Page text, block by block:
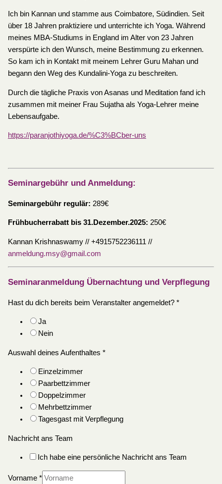
Ich bin Kannan und stamme aus Coimbatore, Südindien. Seit
über 18 Jahren praktiziere und unterrichte ich Yoga. Während
meines MBA-Studiums in England im Alter von 23 Jahren
verspürte ich den Wunsch, meine Bestimmung zu erkennen.
So kam ich in Kontakt mit meinem Lehrer Guru Mahan und
begann den Weg des Kundalini-Yoga zu beschreiten.
Durch die tägliche Praxis von Asanas und Meditation fand ich
zusammen mit meiner Frau Sujatha als Yoga-Lehrer meine
Lebensaufgabe.
https://paranjothiyoga.de/%C3%BCber-uns
Seminargebühr und Anmeldung:
Seminargebühr regulär: 289€
Frühbucherrabatt bis 31.Dezember.2025: 250€
Kannan Krishnaswamy // +4915752236111 //
anmeldung.msy@gmail.com
Seminaranmeldung Übernachtung und Verpflegung
Hast du dich bereits beim Veranstalter angemeldet? *
Ja
Nein
Auswahl deines Aufenthaltes *
Einzelzimmer
Paarbettzimmer
Doppelzimmer
Mehrbettzimmer
Tagesgast mit Verpflegung
Nachricht ans Team
Ich habe eine persönliche Nachricht ans Team
Vorname *